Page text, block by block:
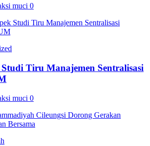
muci 0
Tiru Manajemen Sentralisasi
muci 0